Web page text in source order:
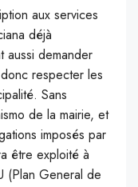
aux services
déjà
aussi demander
respecter les
Sans
de la mairie, et
imposés par
être exploité à
(Plan General de